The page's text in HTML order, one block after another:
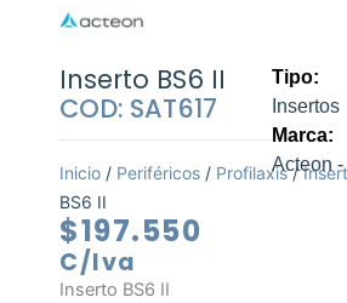
Inserto BS6 II
COD: SAT617
Inicio / Periféricos / Profilaxis/
BS6 II
$197.550
C/Iva
Inserto BS6 II
Tipo:
Insertos
Marca:
Acteon